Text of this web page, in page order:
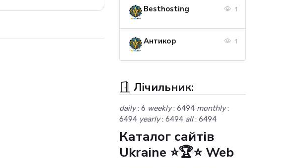
Besthosting 1
Антикор 1
Лічильник:
daily: 6 weekly: 6494 monthly:
6494 yearly: 6494 all: 6494
Каталог сайтів
Ukraine ⭐🏆⭐ Web